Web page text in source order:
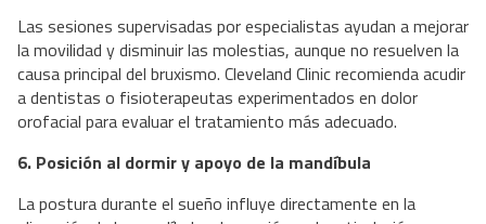
Las sesiones supervisadas por especialistas ayudan a mejorar
la movilidad y disminuir las molestias, aunque no resuelven la
causa principal del bruxismo. Cleveland Clinic recomienda acudir
a dentistas o fisioterapeutas experimentados en dolor
orofacial para evaluar el tratamiento más adecuado.
6. Posición al dormir y apoyo de la mandíbula
La postura durante el sueño influye directamente en la